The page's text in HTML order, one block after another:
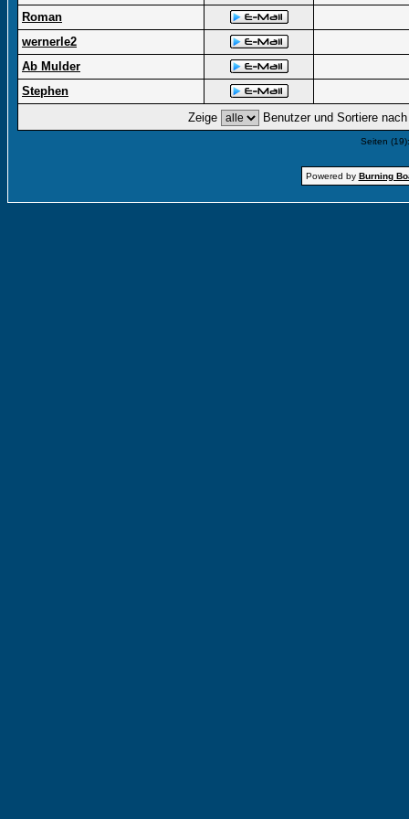
Roman
wernerle2
Ab Mulder
Stephen
Zeige
Benutzer und Sortiere
Seiten
Powered by Burning